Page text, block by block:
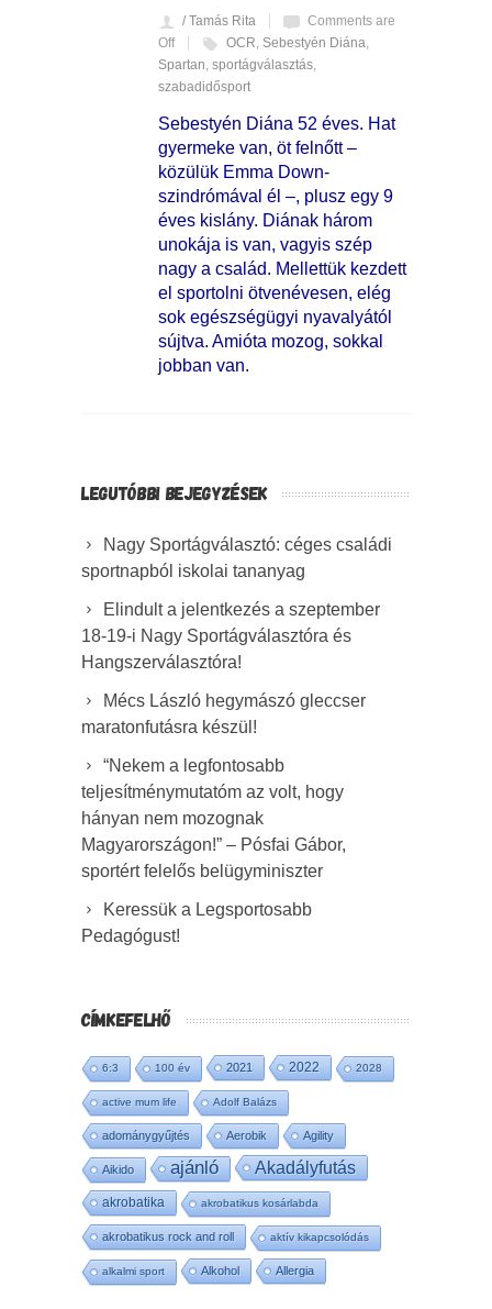
/ Tamás Rita
Comments are
Off
OCR Sebestyén Diána
Spartan sportágválasztás
szabadidősport
Sebestyén Diána 52 éves. Hat
gyermeke van, öt felnőtt –
közülük Emma Down-
szindrómával él –, plusz egy 9
éves kislány. Diának három
unokája is van, vagyis szép
nagy a család. Mellettük kezdett
el sportolni ötvenévesen, elég
sok egészségügyi nyavalyától
sújtva. Amióta mozog, sokkal
jobban van.
LEGUTÓBBI BEJEGYZÉSEK
Nagy Sportágválasztó: céges családi
sportnapból iskolai tananyag
Elindult a jelentkezés a szeptember
18-19-i Nagy Sportágválasztóra és
Hangszerválasztóra!
Mécs László hegymászó gleccser
maratonfutásra készül!
“Nekem a legfontosabb
teljesítménymutatóm az volt, hogy
hányan nem mozognak
Magyarországon!” – Pósfai Gábor,
sportért felelős belügyminiszter
Keressük a Legsportosabb
Pedagógust!
CÍMKEFELHŐ
6:3 100 év 2021 2022 2028
active mum life Adolf Balázs
adománygyűjtés Aerobik Agility
Aikido ajánló Akadályfutás
akrobatika akrobatikus kosárlabda
akrobatikus rock and roll aktív kikapcsolódás
alkalmi sport Alkohol Allergia